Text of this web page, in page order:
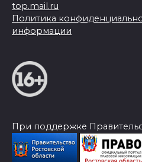
top.mail.ru
Политика
информации
При поддержке